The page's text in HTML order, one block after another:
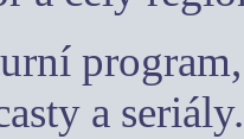
a seriály.